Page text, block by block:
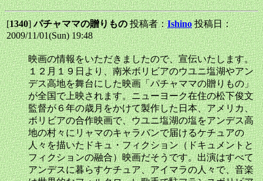
[1340]パチャママの贈りもの投稿者：Ishino 投稿日：
2009/11/01(Sun) 19:48
映画の情報をいただきましたので、宣伝いたします。
１２月１９日より、南米ボリビアのウユニ塩湖やアン
デス高地を舞台にした映画「パチャママの贈りもの」
が全国で上映されます。ニューヨーク在住の松下俊文
監督が６年の歳月をかけて製作した日本、アメリカ、
ボリビアの合作映画で、ウユニ塩湖の塩をアンデス高
地の村々にリャマのキャラバンで届けるケチュアの
人々を描いたドキュ・フィクション（ドキュメントと
フィクションの融合）映画だそうです。出演はすべて
アンデスに暮らすケチュア、アイマラの人々で、音楽